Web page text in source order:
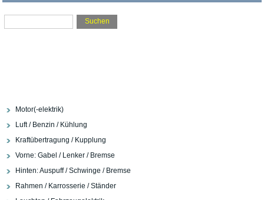
Motor(-elektrik)
Luft / Benzin / Kühlung
Kraftübertragung / Kupplung
Vorne: Gabel / Lenker / Bremse
Hinten: Auspuff / Schwinge / Bremse
Rahmen / Karrosserie / Ständer